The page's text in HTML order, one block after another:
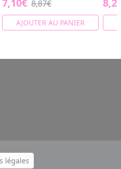
7,10€ 8,87€
AJOUTER AU PANIER
légales